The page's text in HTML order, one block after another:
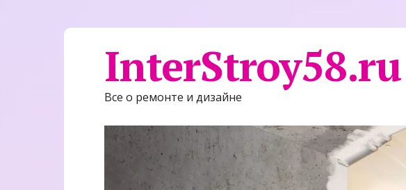
InterStroy58.ru
Все о ремонте и дизайне